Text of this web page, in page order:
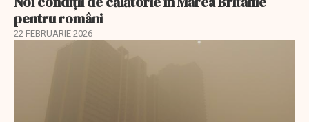
pentru români
22 FEBRUARIE 2026